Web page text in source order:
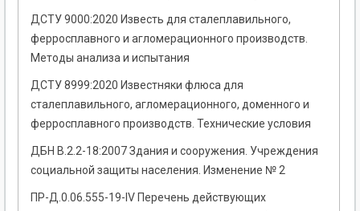
ДСТУ 9000:2020 Известь для сталеплавильного,
ферросплавного и агломерационного производств.
Методы анализа и испытания
ДСТУ 8999:2020 Известняки флюса для
сталеплавильного, агломерационного, доменного и
ферросплавного производств. Технические условия
ДБН В.2.2-18:2007 Здания и сооружения. Учреждения
социальной защиты населения. Изменение № 2
ПР-Д.0.06.555-19-ІV Перечень действующих